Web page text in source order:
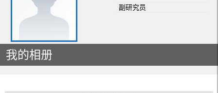
副研究员
我的相册